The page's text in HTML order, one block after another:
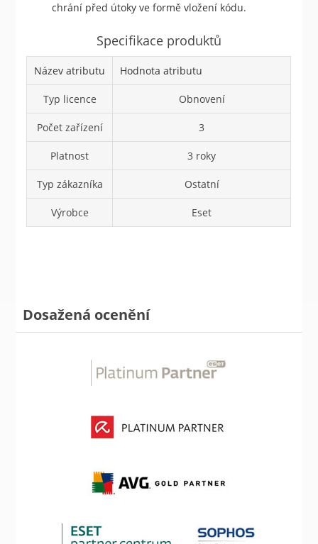
chrání před útoky ve formě vložení kódu.
Specifikace produktů
Název atributu Hodnota atributu
Typ licence Obnovení
Počet zařízení 3
Platnost 3 roky
Typ zákazníka Ostatní
Výrobce Eset
Dosažená ocenění